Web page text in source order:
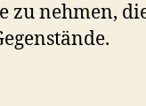
zu nehmen,